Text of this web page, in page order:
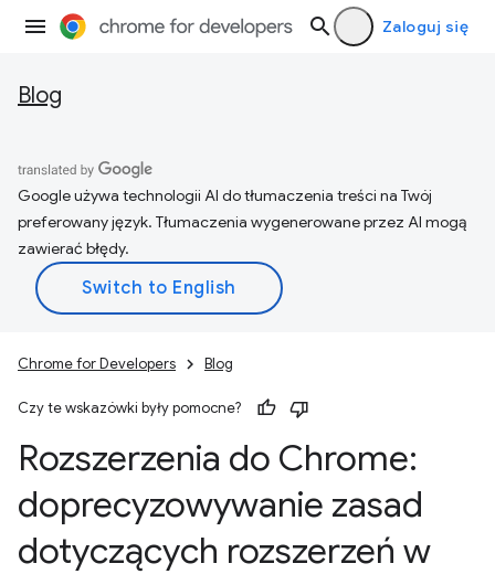
Zaloguj się
Blog
Google używa technologii AI do tłumaczenia treści na Twój
preferowany język. Tłumaczenia wygenerowane przez AI mogą
zawierać błędy.
Chrome for Developers Blog
Czy te wskazówki były pomocne?
Rozszerzenia do Chrome:
doprecyzowywanie zasad
dotyczących rozszerzeń w